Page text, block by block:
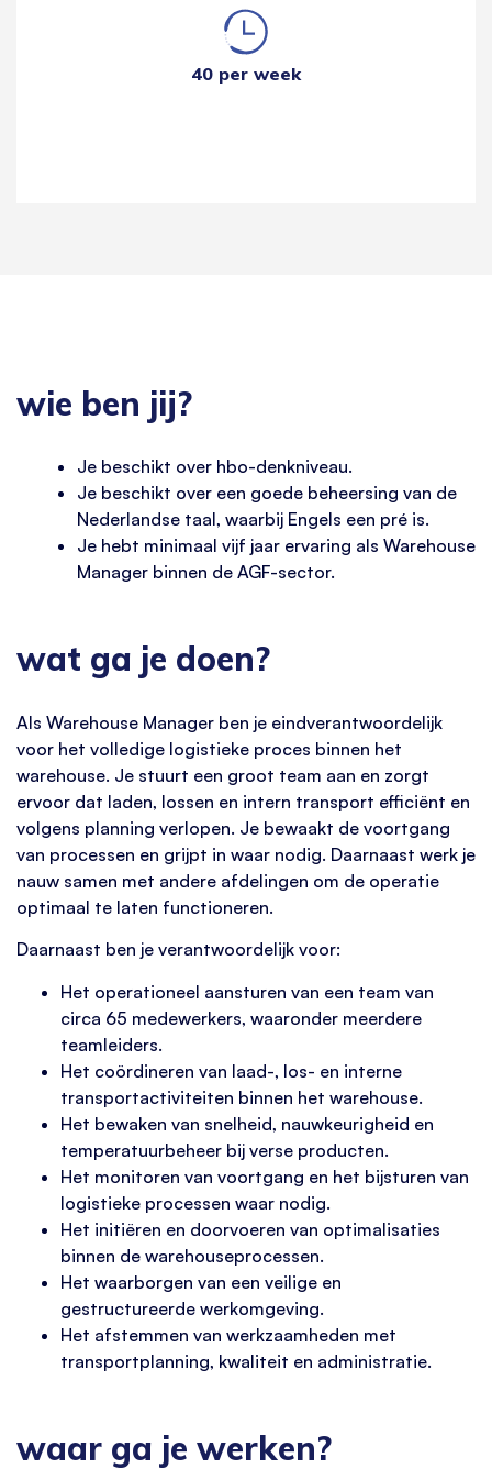
40 per week
wie ben jij?
Je beschikt over hbo-denkniveau.
Je beschikt over een goede beheersing van de
Nederlandse taal, waarbij Engels een pré is.
Je hebt minimaal vijf jaar ervaring als Warehouse
Manager binnen de AGF-sector.
wat ga je doen?
Als Warehouse Manager ben je eindverantwoordelijk
voor het volledige logistieke proces binnen het
warehouse. Je stuurt een groot team aan en zorgt
ervoor dat laden, lossen en intern transport efficiënt en
volgens planning verlopen. Je bewaakt de voortgang
van processen en grijpt in waar nodig. Daarnaast werk je
nauw samen met andere afdelingen om de operatie
optimaal te laten functioneren.
Daarnaast ben je verantwoordelijk voor:
Het operationeel aansturen van een team van
circa 65 medewerkers, waaronder meerdere
teamleiders.
Het coördineren van laad-, los- en interne
transportactiviteiten binnen het warehouse.
Het bewaken van snelheid, nauwkeurigheid en
temperatuurbeheer bij verse producten.
Het monitoren van voortgang en het bijsturen van
logistieke processen waar nodig.
Het initiëren en doorvoeren van optimalisaties
binnen de warehouseprocessen.
Het waarborgen van een veilige en
gestructureerde werkomgeving.
Het afstemmen van werkzaamheden met
transportplanning, kwaliteit en administratie.
waar ga je werken?